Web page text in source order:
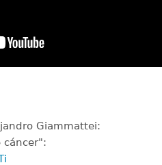
Giammattei:
cáncer":